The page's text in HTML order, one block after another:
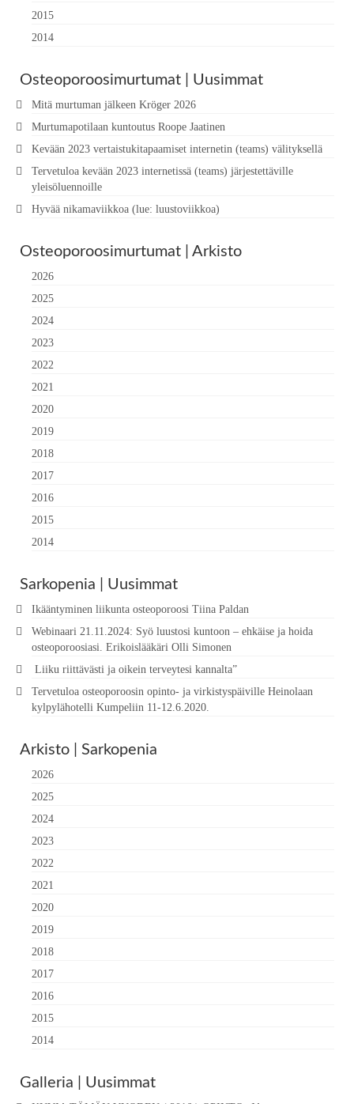
2015
2014
Osteoporoosimurtumat | Uusimmat
Mitä murtuman jälkeen Kröger 2026
Murtumapotilaan kuntoutus Roope Jaatinen
Kevään 2023 vertaistukitapaamiset internetin (teams) välityksellä
Tervetuloa kevään 2023 internetissä (teams) järjestettäville
yleisöluennoille
Hyvää nikamaviikkoa (lue: luustoviikkoa)
Osteoporoosimurtumat | Arkisto
2026
2025
2024
2023
2022
2021
2020
2019
2018
2017
2016
2015
2014
Sarkopenia | Uusimmat
Ikääntyminen liikunta osteoporoosi Tiina Paldan
Webinaari 21.11.2024: Syö luustosi kuntoon – ehkäise ja hoida
osteoporoosiasi. Erikoislääkäri Olli Simonen
Liiku riittävästi ja oikein terveytesi kannalta”
Tervetuloa osteoporoosin opinto- ja virkistyspäiville Heinolaan
kylpylähotelli Kumpeliin 11-12.6.2020.
Arkisto | Sarkopenia
2026
2025
2024
2023
2022
2021
2020
2019
2018
2017
2016
2015
2014
Galleria | Uusimmat